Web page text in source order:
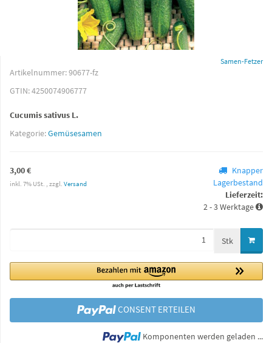
Samen-Fetzer
Artikelnummer:90677-fz
GTIN:4250074906777
Cucumis sativus L.
Kategorie:Gemüsesamen
3,00 €
inkl. 7% USt. , zzgl. Versand
Knapper
Lagerbestand
Lieferzeit:
2 - 3 Werktage
Stk
CONSENT ERTEILEN
Komponenten werden geladen ...